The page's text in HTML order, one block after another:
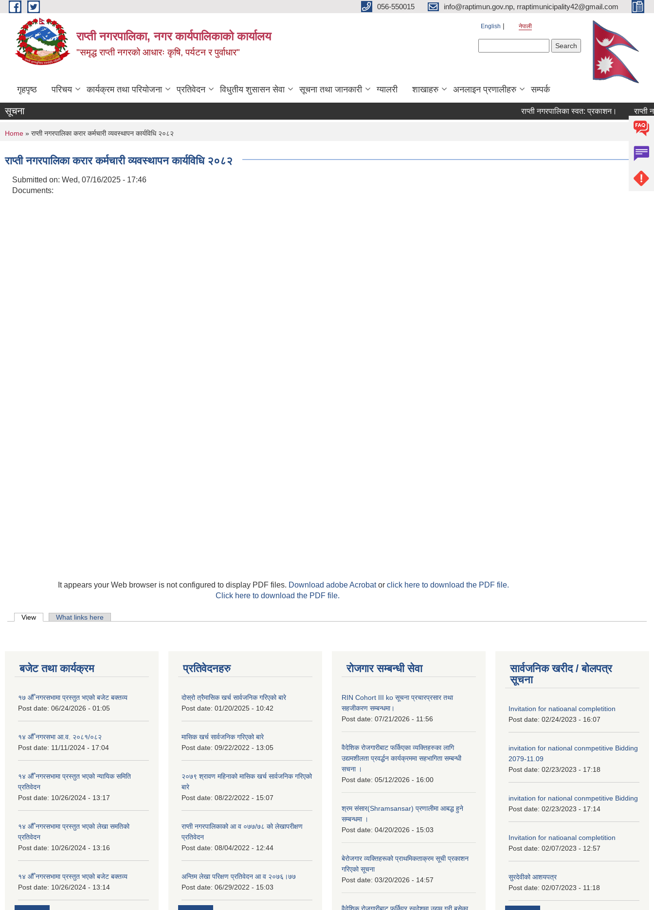
Skip to main content 056-550015 info@raptimun.gov.np, rraptimunicipality42@gmail.com
राप्ती नगरपालिका, नगर कार्यपालिकाको कार्यालय
"समृद्ध राप्ती नगरको आधारः कृषि, पर्यटन र पुर्वाधार"
English नेपाली
गृहपृष्ठ परिचय कार्यक्रम तथा परियोजना प्रतिवेदन विधुतीय शुसासन सेवा सूचना तथा जानकारी ग्यालरी शाखाहरु अनलाइन प्रणालीहरु सम्पर्क
सूचना राप्ती नगरपालिका स्वत: प्रकाशन। राप्ती
You are here
Home » राप्ती नगरपालिका करार कर्मचारी व्यवस्थापन कार्यविधि २०८२
राप्ती नगरपालिका करार कर्मचारी व्यवस्थापन कार्यविधि २०८२
Submitted on: Wed, 07/16/2025 - 17:46
Documents:
It appears your Web browser is not configured to display PDF files. Download adobe Acrobator click here to download the PDF file.
Click here to download the PDF file.
Primary tabs
View (active tab)What links here
बजेट तथा कार्यक्रम
१७ औँ नगरसभामा प्रस्तुत भएको बजेट बक्तव्य
Post date: 06/24/2026 - 01:05
१४ औँ नगरसभा आ.व. २०८१/०८२
Post date: 11/11/2024 - 17:04
१४ औँ नगरसभामा प्रस्तुत भएको न्यायिक समिति
प्रतिवेदन
Post date: 10/26/2024 - 13:17
१४ औँ नगरसभामा प्रस्तुत भएको लेखा समतिको
प्रतिवेदन
Post date: 10/26/2024 - 13:16
१४ औँ नगरसभामा प्रस्तुत भएको बजेट बक्तव्य
Post date: 10/26/2024 - 13:14
प्रतिवेदनहरु
दोस्रो त्रैमासिक खर्च सार्वजनिक गरिएको बारे
Post date: 01/20/2025 - 10:42
मासिक खर्च सार्वजनिक गरिएको बारे
Post date: 09/22/2022 - 13:05
२०७९ श्रावण महिनाको मासिक खर्च सार्वजनिक गरिएको
बारे
Post date: 08/22/2022 - 15:07
राप्ती नगरपालिकाको आ व ०७७/७८ को लेखापरीक्षण
प्रतिवेदन
Post date: 08/04/2022 - 12:44
अन्तिम लेखा परिक्षण प्रतिवेदन आ व २०७६।७७
Post date: 06/29/2022 - 15:03
रोजगार सम्बन्धी सेवा
RIN Cohort III ko सूचना प्रचारप्रसार तथा
सहजीकरण सम्बन्धमा।
Post date: 07/21/2026 - 11:56
वैदेशिक रोजगारीबाट फर्किएका व्यक्तिहरुका लागि
उद्यमशीलता प्रवर्द्धन कार्यक्रममा सहभागिता सम्बन्धी
सचना ।
Post date: 05/12/2026 - 16:00
श्रम संसार(Shramsansar) प्रणालीमा आबद्ध हुने
सम्बन्धमा ।
Post date: 04/20/2026 - 15:03
बेरोजगार व्यक्तिहरूको प्राथमिकताक्रम सूची प्रकाशन
गरिएको सूचना
Post date: 03/20/2026 - 14:57
वैदेशिक रोजगारीबाट फर्किएर स्वदेशमा उद्यम गरी बसेका
सार्वजनिक खरीद / बोलपत्र
सूचना
Invitation for natioanal completition
Post date: 02/24/2023 - 16:07
invitation for national conmpetitive Bidding
2079-11.09
Post date: 02/23/2023 - 17:18
invitation for national conmpetitive Bidding
Post date: 02/23/2023 - 17:14
Invitation for natioanal completition
Post date: 02/07/2023 - 12:57
सुरदेवीको आशयपत्र
Post date: 02/07/2023 - 11:18